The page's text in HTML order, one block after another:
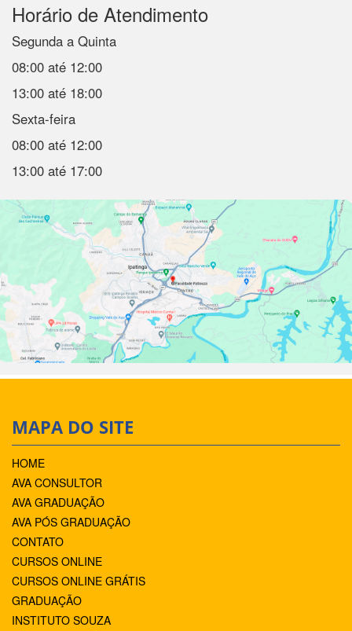
Horário de Atendimento
Segunda a Quinta
08:00 até 12:00
13:00 até 18:00
Sexta-feira
08:00 até 12:00
13:00 até 17:00
MAPA DO SITE
HOME
AVA CONSULTOR
AVA GRADUAÇÃO
AVA PÓS GRADUAÇÃO
CONTATO
CURSOS ONLINE
CURSOS ONLINE GRÁTIS
GRADUAÇÃO
INSTITUTO SOUZA